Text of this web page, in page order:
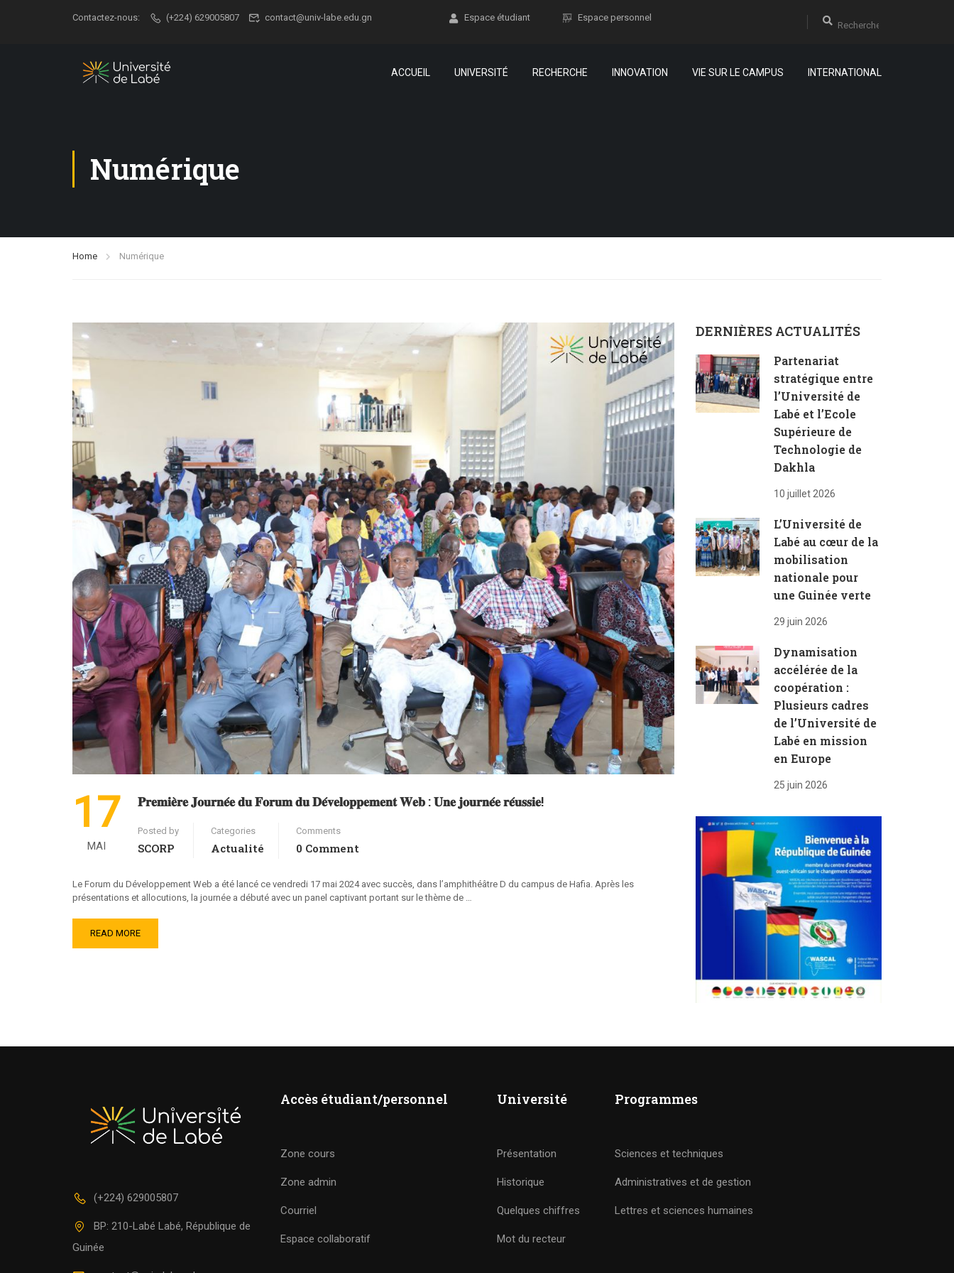
Contactez-nous: (+224) 629005807 contact@univ-labe.edu.gn Espace étudiant Espace personnel
ACCUEIL UNIVERSITÉ RECHERCHE INNOVATION VIE SUR LE CAMPUS INTERNATIONAL
Numérique
Home Numérique
17
MAI
𝐏𝐫𝐞𝐦𝐢𝐞̀𝐫𝐞 𝐉𝐨𝐮𝐫𝐧𝐞́𝐞 𝐝𝐮 𝐅𝐨𝐫𝐮𝐦 𝐝𝐮 𝐃𝐞́𝐯𝐞𝐥𝐨𝐩𝐩𝐞𝐦𝐞𝐧𝐭 𝐖𝐞𝐛 : 𝐔𝐧𝐞 𝐣𝐨𝐮𝐫𝐧𝐞́𝐞 𝐫𝐞́𝐮𝐬𝐬𝐢𝐞!
Posted by
SCORP
Categories
Actualité
Comments
0 Comment
Le Forum du Développement Web a été lancé ce vendredi 17 mai 2024 avec succès, dans l’amphithéâtre D du campus de Hafia. Après les
présentations et allocutions, la journée a débuté avec un panel captivant portant sur le thème de …
READ MORE
DERNIÈRES ACTUALITÉS
Partenariat
stratégique entre
l’Université de
Labé et l’Ecole
Supérieure de
Technologie de
Dakhla
10 juillet 2026
L’Université de
Labé au cœur de la
mobilisation
nationale pour
une Guinée verte
29 juin 2026
Dynamisation
accélérée de la
coopération :
Plusieurs cadres
de l’Université de
Labé en mission
en Europe
25 juin 2026
(+224) 629005807
BP: 210-Labé Labé, République de
Guinée
Accès étudiant/personnel
Zone cours
Zone admin
Courriel
Espace collaboratif
Université
Présentation
Historique
Quelques chiffres
Mot du recteur
Programmes
Sciences et techniques
Administratives et de gestion
Lettres et sciences humaines